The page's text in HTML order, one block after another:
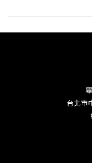
台北市